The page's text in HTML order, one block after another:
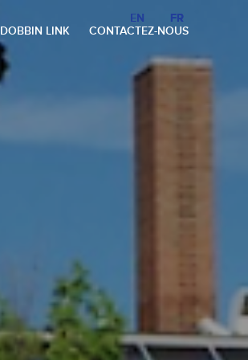
EN
FR
DOBBIN LINK CONTACTEZ-NOUS
EN FR